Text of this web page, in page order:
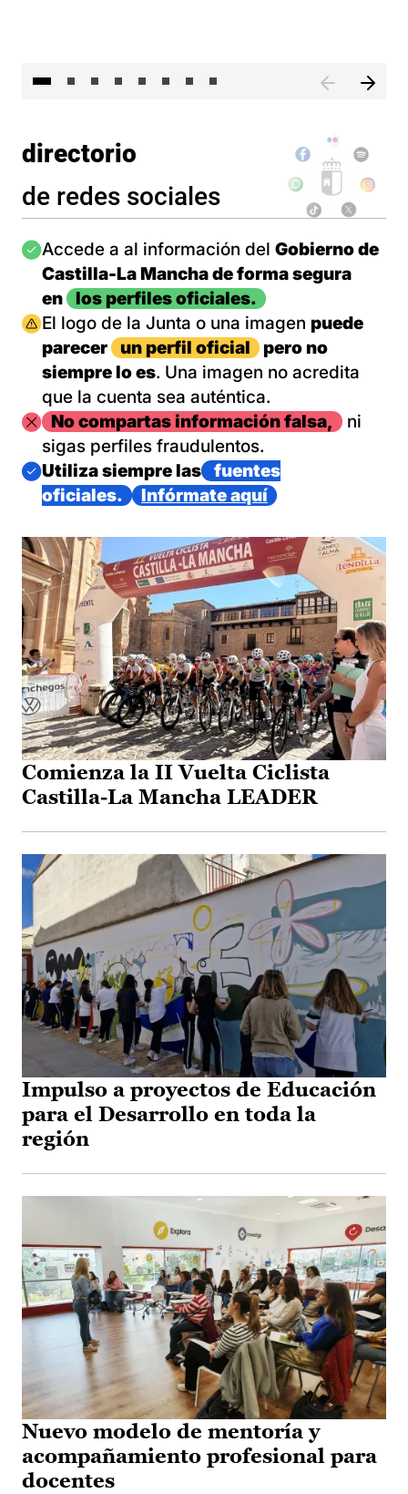
directorio
de redes sociales
Imagen
Accede a al información del Gobierno de
Castilla-La Mancha de forma segura
en
los perfiles oficiales.
Imagen
El logo de la Junta o una imagen puede
parecer
un perfil oficial
pero no
siempre lo es. Una imagen no acredita
que la cuenta sea auténtica.
ImagenNo compartas información falsa,
ni
sigas perfiles fraudulentos.
Imagen
Utiliza siempre las
fuentes
oficiales.
Infórmate aquí
Comienza la II Vuelta Ciclista
Castilla-La Mancha LEADER
Impulso a proyectos de Educación
para el Desarrollo en toda la
región
Nuevo modelo de mentoría y
acompañamiento profesional para
docentes